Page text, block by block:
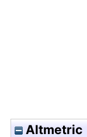
Altmetric